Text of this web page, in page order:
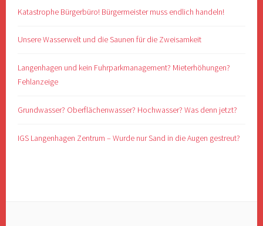
Katastrophe Bürgerbüro! Bürgermeister muss endlich handeln!
Unsere Wasserwelt und die Saunen für die Zweisamkeit
Langenhagen und kein Fuhrparkmanagement? Mieterhöhungen?
Fehlanzeige
Grundwasser? Oberflächenwasser? Hochwasser? Was denn jetzt?
IGS Langenhagen Zentrum – Wurde nur Sand in die Augen gestreut?